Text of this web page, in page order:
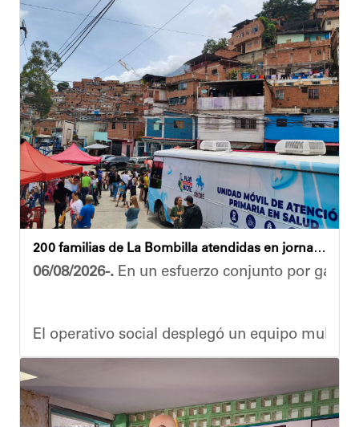
200 familias de La Bombilla atendidas en jornada integral
06/08/2026-. En un esfuerzo conjunto por
El operativo social desplegó un equipo
Durante la actividad, los asistentes contaron